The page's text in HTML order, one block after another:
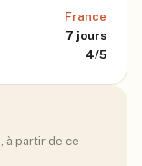
France
7 jours
4/5
à partir de ce